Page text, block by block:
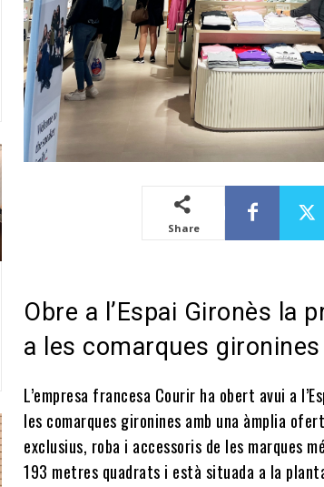
Share
Obre a l’Espai Gironès la
a les comarques gironines
L’empresa francesa Courir ha obert avui a
les comarques gironines amb una àmplia
exclusius, roba i accessoris de les marques
193 metres quadrats i està situada a la